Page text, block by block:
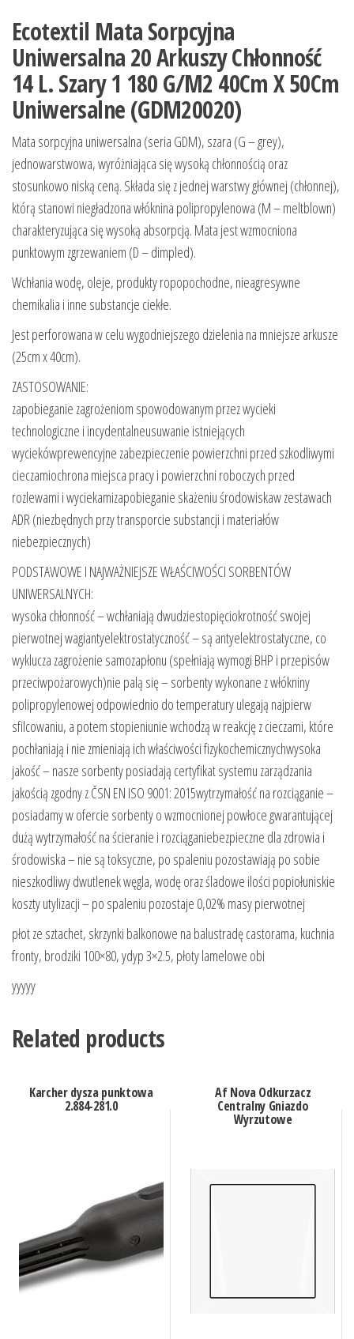
Ecotextil Mata Sorpcyjna
Uniwersalna 20 Arkuszy Chłonność
14 L. Szary 1 180 G/M2 40Cm X 50Cm
Uniwersalne (GDM20020)
Mata sorpcyjna uniwersalna (seria GDM), szara (G – grey),
jednowarstwowa, wyróżniająca się wysoką chłonnością oraz
stosunkowo niską ceną. Składa się z jednej warstwy głównej (chłonnej),
którą stanowi niegładzona włóknina polipropylenowa (M – meltblown)
charakteryzująca się wysoką absorpcją. Mata jest wzmocniona
punktowym zgrzewaniem (D – dimpled).
Wchłania wodę, oleje, produkty ropopochodne, nieagresywne
chemikalia i inne substancje ciekłe.
Jest perforowana w celu wygodniejszego dzielenia na mniejsze arkusze
(25cm x 40cm).
ZASTOSOWANIE:
zapobieganie zagrożeniom spowodowanym przez wycieki
technologiczne i incydentalneusuwanie istniejących
wyciekówprewencyjne zabezpieczenie powierzchni przed szkodliwymi
cieczamiochrona miejsca pracy i powierzchni roboczych przed
rozlewami i wyciekamizapobieganie skażeniu środowiskaw zestawach
ADR (niezbędnych przy transporcie substancji i materiałów
niebezpiecznych)
PODSTAWOWE I NAJWAŻNIEJSZE WŁAŚCIWOŚCI SORBENTÓW
UNIWERSALNYCH:
wysoka chłonność – wchłaniają dwudziestopięciokrotność swojej
pierwotnej wagiantyelektrostatyczność – są antyelektrostatyczne, co
wyklucza zagrożenie samozapłonu (spełniają wymogi BHP i przepisów
przeciwpożarowych)nie palą się – sorbenty wykonane z włókniny
polipropylenowej odpowiednio do temperatury ulegają najpierw
sfilcowaniu, a potem stopieniunie wchodzą w reakcję z cieczami, które
pochłaniają i nie zmieniają ich właściwości fizykochemicznychwysoka
jakość – nasze sorbenty posiadają certyfikat systemu zarządzania
jakością zgodny z ČSN EN ISO 9001: 2015wytrzymałość na rozciąganie –
posiadamy w ofercie sorbenty o wzmocnionej powłoce gwarantującej
dużą wytrzymałość na ścieranie i rozciąganiebezpieczne dla zdrowia i
środowiska – nie są toksyczne, po spaleniu pozostawiają po sobie
nieszkodliwy dwutlenek węgla, wodę oraz śladowe ilości popiołuniskie
koszty utylizacji – po spaleniu pozostaje 0,02% masy pierwotnej
płot ze sztachet, skrzynki balkonowe na balustradę castorama, kuchnia
fronty, brodziki 100×80, ydyp 3×2.5, płoty lamelowe obi
yyyyy
Related products
Karcher dysza punktowa
2.884-281.0
Af Nova Odkurzacz
Centralny Gniazdo
Wyrzutowe